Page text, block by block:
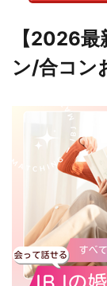
【2026
ン/合コン